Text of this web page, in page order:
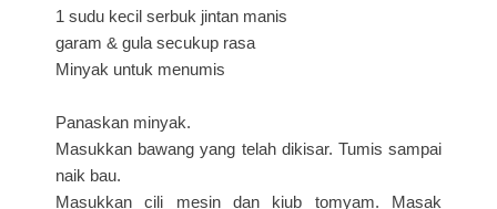
1 sudu kecil serbuk jintan manis
garam & gula secukup rasa
Minyak untuk menumis
Panaskan minyak.
Masukkan bawang yang telah dikisar. Tumis sampai
naik bau.
Masukkan cili mesin dan kiub tomyam. Masak